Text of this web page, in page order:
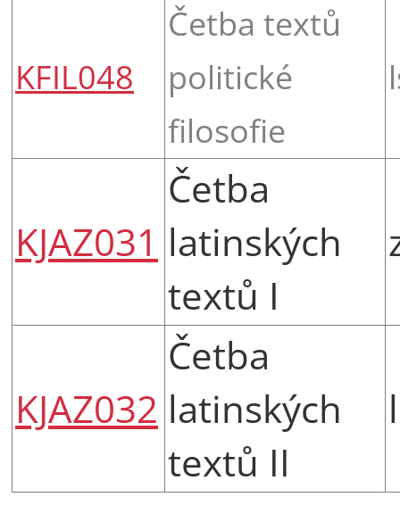
KFIL048
Četba textů
politické
filosofie
KJAZ031
Četba
latinských
textů I
KJAZ032
Četba
latinských
textů II